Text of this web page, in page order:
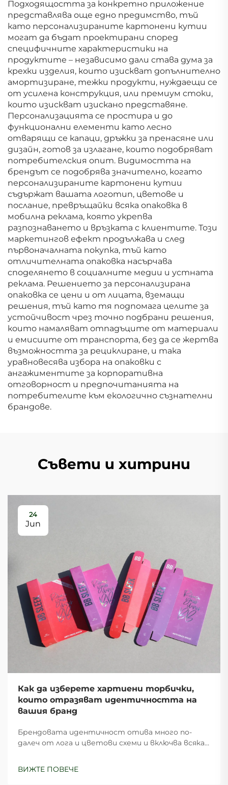
Подходящостта за конкретно приложение
представлява още едно предимство, тъй
като персонализираните картонени кутии
могат да бъдат проектирани според
специфичните характеристики на
продуктите – независимо дали става дума за
крехки изделия, които изискват допълнително
амортизиране, тежки продукти, нуждаещи се
от усилена конструкция, или премиум стоки,
които изискват изискано представяне.
Персонализацията се простира и до
функционални елементи като лесно
отварящи се капаци, дръжки за пренасяне или
дизайн, готов за излагане, които подобряват
потребителския опит. Видимостта на
брендът се подобрява значително, когато
персонализираните картонени кутии
съдържат вашата логотип, цветове и
послание, превръщайки всяка опаковка в
мобилна реклама, която укрепва
разпознаването и връзката с клиентите. Този
маркетингов ефект продължава и след
първоначалната покупка, тъй като
отличителната опаковка насърчава
споделянето в социалните медии и устната
реклама. Решението за персонализирана
опаковка се цени и от лицата, вземащи
решения, тъй като тя подпомага целите за
устойчивост чрез точно подбрани решения,
които намаляват отпадъците от материали
и емисиите от транспорта, без да се жертва
възможността за рециклиране, и така
уравновесява избора на опаковки с
ангажиментите за корпоративна
отговорност и предпочитанията на
потребителите към екологично съзнателни
брандове.
Съвети и хитрини
24
Jun
Как да изберете хартиени торбички,
които отразяват идентичността на
вашия бранд
Брендовата идентичност отива много по-
далеч от лога и цветови схеми и включва всяка
мощен инструмент за брандиране е скромната
ВИЖТЕ ПОВЕЧЕ